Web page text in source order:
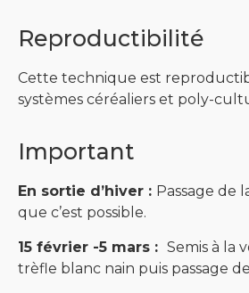
Reproductibilité
Cette technique est
systèmes céréaliers et poly-
Important
En sortie d’hiver : Passage de
que c’est possible.
15 février -5 mars : Semis à la
trèfle blanc nain puis passage